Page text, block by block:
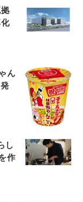
ん
し
作